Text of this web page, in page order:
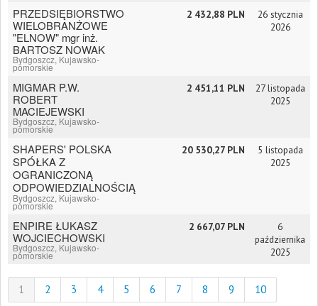
PRZEDSIĘBIORSTWO
WIELOBRANŻOWE
"ELNOW" mgr inż.
BARTOSZ NOWAK
Bydgoszcz, Kujawsko-
pomorskie
2 432,88 PLN
26 stycznia
2026
MIGMAR P.W.
ROBERT
MACIEJEWSKI
Bydgoszcz, Kujawsko-
pomorskie
2 451,11 PLN
27 listopada
2025
SHAPERS' POLSKA
SPÓŁKA Z
OGRANICZONĄ
ODPOWIEDZIALNOŚCIĄ
Bydgoszcz, Kujawsko-
pomorskie
20 530,27 PLN
5 listopada
2025
ENPIRE ŁUKASZ
WOJCIECHOWSKI
Bydgoszcz, Kujawsko-
pomorskie
2 667,07 PLN
6
października
2025
1 2 3 4 5 6 7 8 9 10